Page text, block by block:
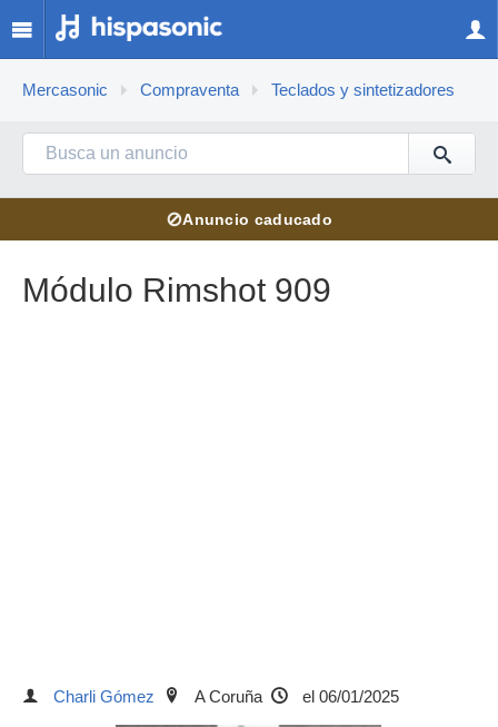
Mercasonic Compraventa Teclados y sintetizadores
⊘Anuncio caducado
Módulo Rimshot 909
Charli Gómez A Coruña el 06/01/2025